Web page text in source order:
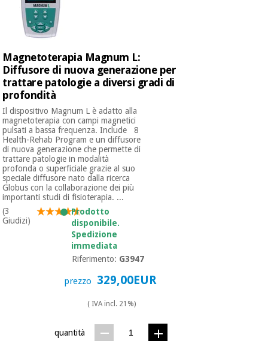
Magnetoterapia Magnum L:
Diffusore di nuova generazione per
trattare patologie a diversi gradi di
profondità
Il dispositivo Magnum L è adatto alla
magnetoterapia con campi magnetici
pulsati a bassa frequenza. Include 8
Health-Rehab Program e un diffusore
di nuova generazione che permette di
trattare patologie in modalità
profonda o superficiale grazie al suo
speciale diffusore nato dalla ricerca
Globus con la collaborazione dei più
importanti studi di fisioterapia. ...
(3
Giudizi)
Prodotto
disponibile.
Spedizione
immediata
Riferimento: G3947
prezzo 329,00EUR
( IVA incl. 21%)
quantità